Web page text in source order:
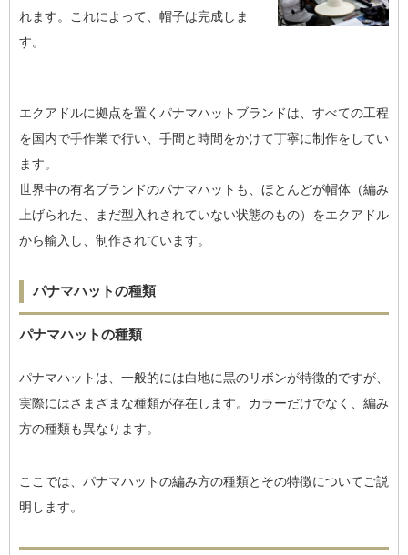
れます。これによって、帽子は完成しま
す。
エクアドルに拠点を置くパナマハットブランドは、すべての工程
を国内で手作業で行い、手間と時間をかけて丁寧に制作をしてい
ます。
世界中の有名ブランドのパナマハットも、ほとんどが帽体（編み
上げられた、まだ型入れされていない状態のもの）をエクアドル
から輸入し、制作されています。
パナマハットの種類
パナマハットの種類
パナマハットは、一般的には白地に黒のリボンが特徴的ですが、
実際にはさまざまな種類が存在します。カラーだけでなく、編み
方の種類も異なります。
ここでは、パナマハットの編み方の種類とその特徴についてご説
明します。